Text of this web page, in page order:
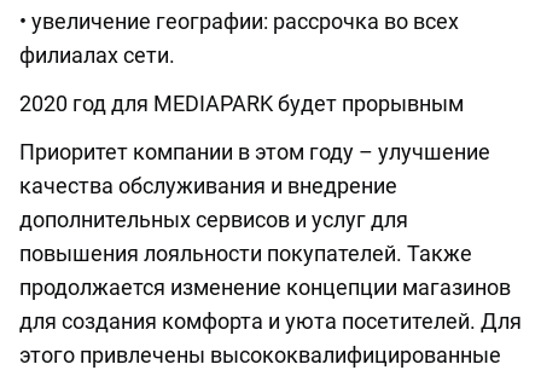
• увеличение географии: рассрочка во всех
филиалах сети.
2020 год для MEDIAPARK будет прорывным
Приоритет компании в этом году – улучшение
качества обслуживания и внедрение
дополнительных сервисов и услуг для
повышения лояльности покупателей. Также
продолжается изменение концепции магазинов
для создания комфорта и уюта посетителей. Для
этого привлечены высококвалифицированные